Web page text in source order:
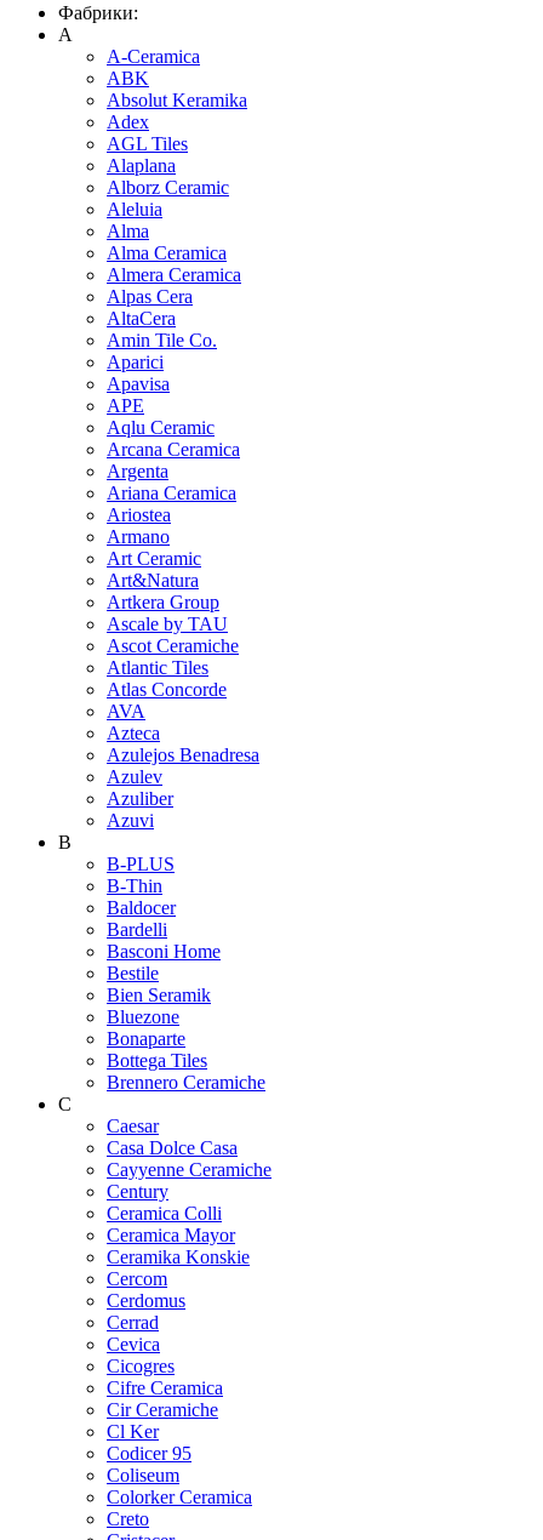
Фабрики:
A
A-Ceramica
ABK
Absolut Keramika
Adex
AGL Tiles
Alaplana
Alborz Ceramic
Aleluia
Alma
Alma Ceramica
Almera Ceramica
Alpas Cera
AltaCera
Amin Tile Co.
Aparici
Apavisa
APE
Aqlu Ceramic
Arcana Ceramica
Argenta
Ariana Ceramica
Ariostea
Armano
Art Ceramic
Art&Natura
Artkera Group
Ascale by TAU
Ascot Ceramiche
Atlantic Tiles
Atlas Concorde
AVA
Azteca
Azulejos Benadresa
Azulev
Azuliber
Azuvi
B
B-PLUS
B-Thin
Baldocer
Bardelli
Basconi Home
Bestile
Bien Seramik
Bluezone
Bonaparte
Bottega Tiles
Brennero Ceramiche
C
Caesar
Casa Dolce Casa
Cayyenne Ceramiche
Century
Ceramica Colli
Ceramica Mayor
Ceramika Konskie
Cercom
Cerdomus
Cerrad
Cevica
Cicogres
Cifre Ceramica
Cir Ceramiche
Cl Ker
Codicer 95
Coliseum
Colorker Ceramica
Creto